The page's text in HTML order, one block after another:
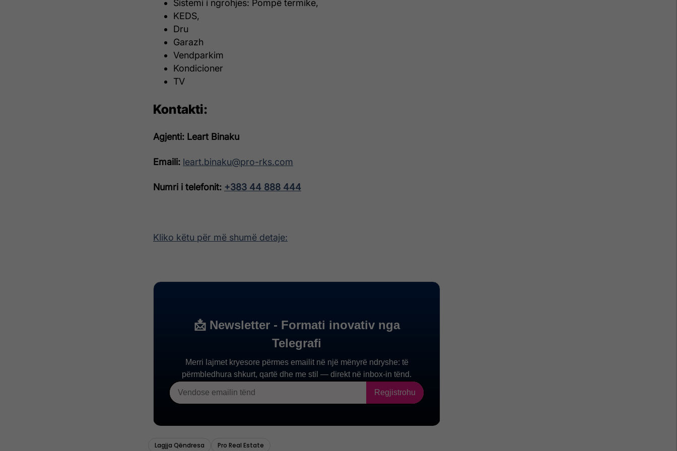
Sistemi i ngrohjes: Pompë termike,
KEDS,
Dru
Garazh
Vendparkim
Kondicioner
TV
Kontakti:
Agjenti: Leart Binaku
Emaili: leart.binaku@pro-rks.com
Numri i telefonit: +383 44 888 444
Kliko këtu për më shumë detaje: